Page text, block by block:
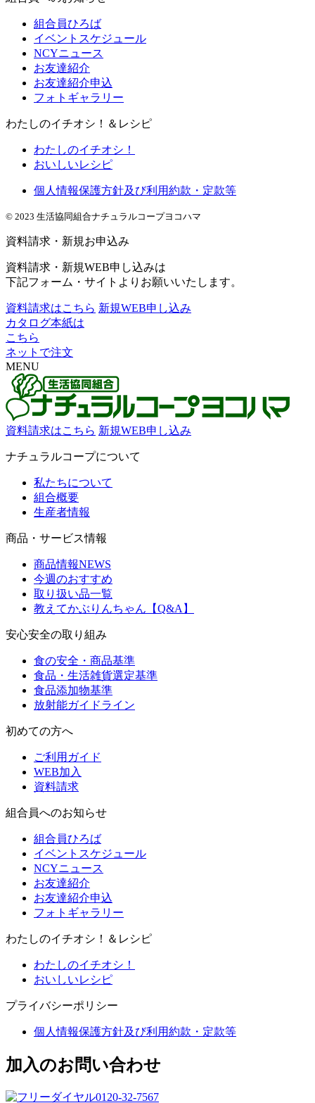
組合員ひろば
イベントスケジュール
NCYニュース
お友達紹介
お友達紹介申込
フォトギャラリー
わたしのイチオシ！＆レシピ
わたしのイチオシ！
おいしいレシピ
個人情報保護方針及び利用約款・定款等
© 2023 生活協同組合ナチュラルコープヨコハマ
資料請求・新規お申込み
資料請求・新規WEB申し込みは
下記フォーム・サイトよりお願いいたします。
資料請求はこちら 新規WEB申し込み
カタログ本紙は
こちら
ネットで注文
MENU
資料請求はこちら 新規WEB申し込み
ナチュラルコープについて
私たちについて
組合概要
生産者情報
商品・サービス情報
商品情報NEWS
今週のおすすめ
取り扱い品一覧
教えてかぶりんちゃん【Q&A】
安心安全の取り組み
食の安全・商品基準
食品・生活雑貨選定基準
食品添加物基準
放射能ガイドライン
初めての方へ
ご利用ガイド
WEB加入
資料請求
組合員へのお知らせ
組合員ひろば
イベントスケジュール
NCYニュース
お友達紹介
お友達紹介申込
フォトギャラリー
わたしのイチオシ！＆レシピ
わたしのイチオシ！
おいしいレシピ
プライバシーポリシー
個人情報保護方針及び利用約款・定款等
加入のお問い合わせ
0120-32-7567